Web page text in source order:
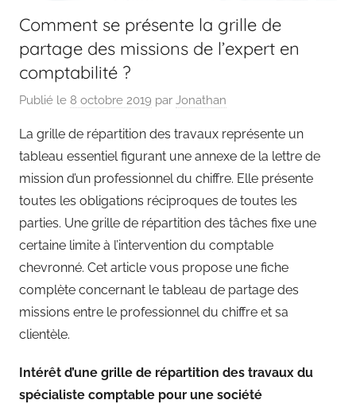
Comment se présente la grille de
partage des missions de l’expert en
comptabilité ?
Publié le 8 octobre 2019 par Jonathan
La grille de répartition des travaux représente un
tableau essentiel figurant une annexe de la lettre de
mission d’un professionnel du chiffre. Elle présente
toutes les obligations réciproques de toutes les
parties. Une grille de répartition des tâches fixe une
certaine limite à l’intervention du comptable
chevronné. Cet article vous propose une fiche
complète concernant le tableau de partage des
missions entre le professionnel du chiffre et sa
clientèle.
Intérêt d’une grille de répartition des travaux du
spécialiste comptable pour une société